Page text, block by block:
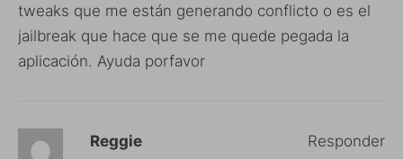
tweaks que me están generando conflicto o es el
jailbreak que hace que se me quede pegada la
aplicación. Ayuda porfavor
Reggie Responder